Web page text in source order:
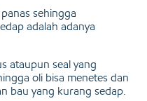
sehingga
adalah adanya
ataupun seal yang
oli bisa menetes dan
bau yang kurang sedap.